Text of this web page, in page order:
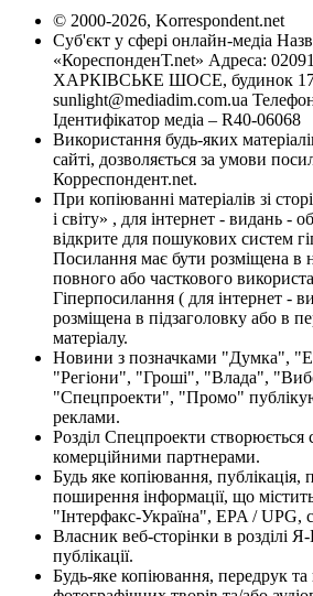
© 2000-2026, Korrespondent.net
Суб'єкт у сфері онлайн-медіа
«КореспонденТ.net» Адреса:
ХАРКІВСЬКЕ ШОСЕ, будинок
sunlight@mediadim.com.ua
Ідентифікатор медіа – R40-06068
Використання будь-яких
сайті, дозволяється за умови
Корреспондент.net.
При копіюванні матеріалів зі
і світу» , для інтернет - видань -
відкрите для пошукових систем
Посилання має бути розміщена в
повного або часткового
Гіперпосилання ( для інтернет -
розміщена в підзаголовку або в
матеріалу.
Новини з позначками "Думка",
"Регіони", "Гроші", "Влада",
"Спецпроекти", "Промо"
реклами.
Розділ Спецпроекти створюється
комерційними партнерами.
Будь яке копіювання, публікація,
поширення інформації, що
"Інтерфакс-Україна", EPA / UPG,
Власник веб-сторінки в розділі
публікації.
Будь-яке копіювання, передрук та